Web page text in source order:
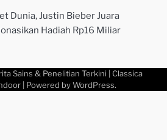
Dunia, Justin Bieber Juara
Hadiah Rp16 Miliar
Sains & Penelitian Terkini | Classica
| Powered by WordPress.